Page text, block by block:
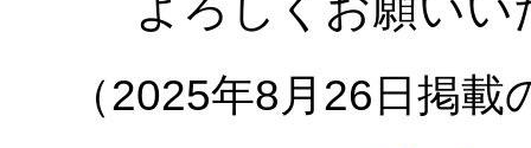
（2025年8月26日掲